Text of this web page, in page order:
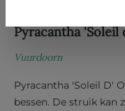
Pyracantha 'Soleil
Vuurdoorn
Pyracantha 'Soleil D'
bessen. De struik kan